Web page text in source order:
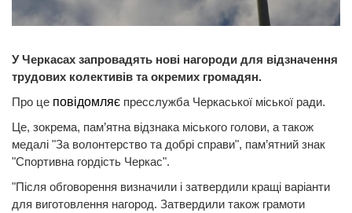
У Черкасах запровадять нові нагороди для відзначення
трудових колективів та окремих громадян.
Про це повідомляє пресслужба Черкаської міської ради.
Це, зокрема, пам’ятна відзнака міського голови, а також
медалі "За волонтерство та добрі справи", пам’ятний знак
"Спортивна гордість Черкас".
"Після обговорення визначили і затвердили кращі варіанти
для виготовлення нагород. Затвердили також грамоти